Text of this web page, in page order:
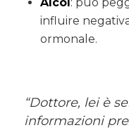
influire
ormonale.
“Dottore, lei è
informazioni